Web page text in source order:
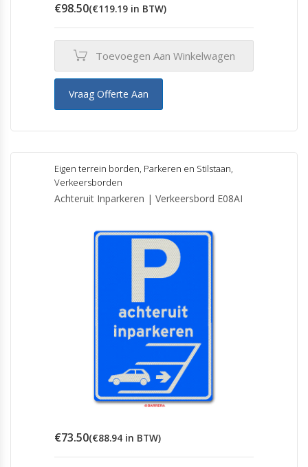
€98.50(€119.19 in BTW)
Toevoegen Aan Winkelwagen
Vraag Offerte Aan
Eigen terrein borden, Parkeren en Stilstaan,
Verkeersborden
Achteruit Inparkeren | Verkeersbord E08AI
€73.50(€88.94 in BTW)